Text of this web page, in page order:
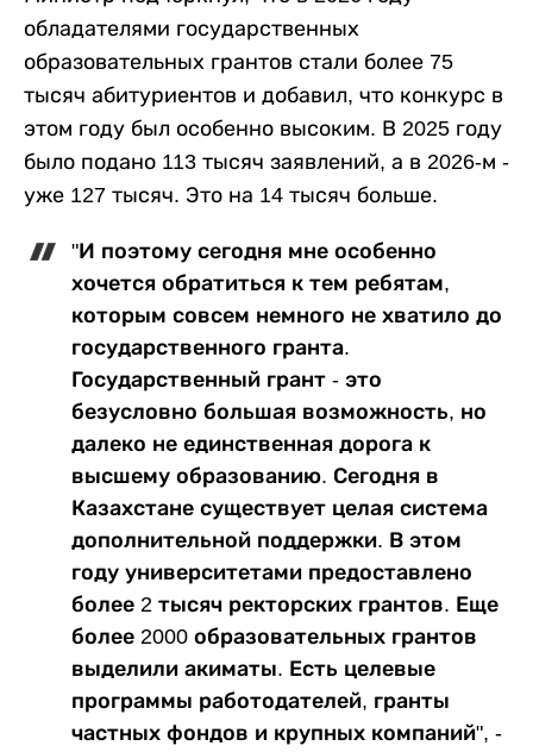
обладателями государственных
образовательных грантов стали более 75
тысяч абитуриентов и добавил, что конкурс в
этом году был особенно высоким. В 2025 году
было подано 113 тысяч заявлений, а в 2026-м -
уже 127 тысяч. Это на 14 тысяч больше.
"И поэтому сегодня мне особенно
хочется обратиться к тем ребятам,
которым совсем немного не хватило до
государственного гранта.
Государственный грант - это
безусловно большая возможность, но
далеко не единственная дорога к
высшему образованию. Сегодня в
Казахстане существует целая система
дополнительной поддержки. В этом
году университетами предоставлено
более 2 тысяч ректорских грантов. Еще
более 2000 образовательных грантов
выделили акиматы. Есть целевые
программы работодателей, гранты
частных фондов и крупных компаний", -